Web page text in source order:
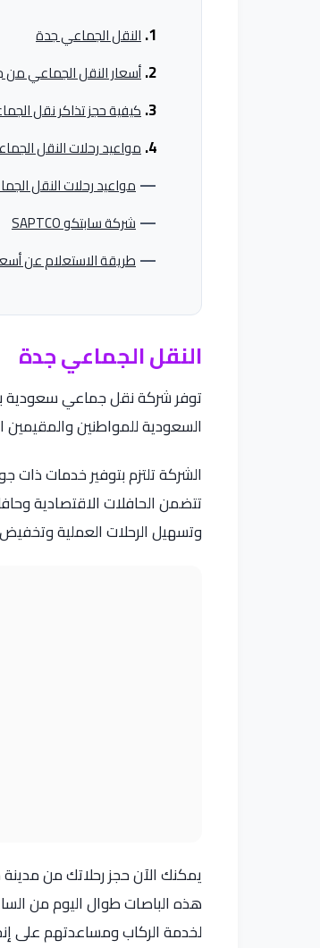
النقل الجماعي جدة
أسعار النقل الجماعي من
كيفية حجز تذاكر نقل
مواعيد رحلات النقل
مواعيد رحلات النقل
شركة سابتكو SAPTCO
طريقة الاستعلام عن
النقل الجماعي جدة
السعودية للمواطنين
الشركة تلتزم بتوفير خدمات ذات
وتسهيل الرحلات العملية وتخفيض
يمكنك الآن حجز رحلاتك من
هذه الباصات طوال اليوم من
لخدمة الركاب ومساعدتهم على